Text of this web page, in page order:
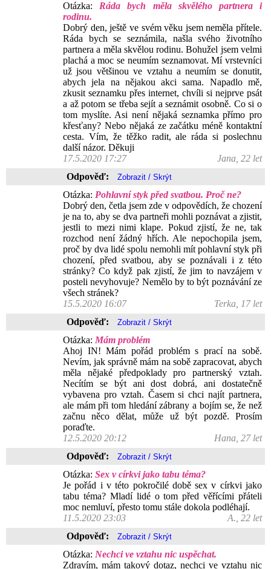
Otázka: Ráda bych měla skvělého partnera i
rodinu.
Dobrý den, ještě ve svém věku jsem neměla přítele.
Ráda bych se seznámila, našla svého životního
partnera a měla skvělou rodinu. Bohužel jsem velmi
plachá a moc se neumím seznamovat. Mí vrstevníci
už jsou většinou ve vztahu a neumím se donutit,
abych jela na nějakou akci sama. Napadlo mě,
zkusit seznamku přes internet, chvíli si nejprve psát
a až potom se třeba sejít a seznámit osobně. Co si o
tom myslíte. Asi není nějaká seznamka přímo pro
křesťany? Nebo nějaká ze začátku méně kontaktní
cesta. Vím, že těžko radit, ale ráda si poslechnu
další názor. Děkuji
17.5.2020 17:27
Jana, 22 let
Odpověď:
Otázka: Pohlavní styk před svatbou. Proč ne?
Dobrý den, četla jsem zde v odpovědích, že chození
je na to, aby se dva partneři mohli poznávat a zjistit,
jestli to mezi nimi klape. Pokud zjistí, že ne, tak
rozchod není žádný hřích. Ale nepochopila jsem,
proč by dva lidé spolu nemohli mít pohlavní styk při
chození, před svatbou, aby se poznávali i z této
stránky? Co když pak zjistí, že jim to navzájem v
posteli nevyhovuje? Nemělo by to být poznávání ze
všech stránek?
15.5.2020 16:07
Terka, 17 let
Odpověď:
Otázka: Mám problém
Ahoj IN! Mám pořád problém s prací na sobě.
Nevím, jak správně mám na sobě zapracovat, abych
měla nějaké předpoklady pro partnerský vztah.
Necítím se být ani dost dobrá, ani dostatečně
vybavena pro vztah. Časem si chci najít partnera,
ale mám při tom hledání zábrany a bojím se, že než
začnu něco dělat, může už být pozdě. Prosím
poraďte.
12.5.2020 20:12
Hana, 27 let
Odpověď:
Otázka: Sex v církvi jako tabu téma?
Je pořád i v této pokročilé době sex v církvi jako
tabu téma? Mladí lidé o tom před věřícími přáteli
moc nemluví, přesto tomu stále dokola podléhají.
11.5.2020 23:03
A., 22 let
Odpověď:
Otázka: Nechci ve vztahu nic uspěchat.
Zdravím, mám takový dotaz, nechci ve vztahu nic